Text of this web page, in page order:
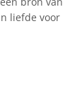
liefde voor